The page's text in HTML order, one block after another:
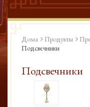
Дома Продукты
Подсвечники
Подсвечники